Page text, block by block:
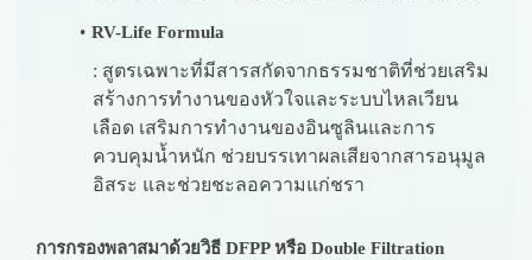
RV-Life Formula
: สูตรเฉพาะที่มีสารสกัดจากธรรมชาติที่ช่วยเสริม
สร้างการทำงานของหัวใจและระบบไหลเวียน
เลือด เสริมการทำงานของอินซูลินและการ
ควบคุมน้ำหนัก ช่วยบรรเทาผลเสียจากสารอนุมูล
อิสระ และช่วยชะลอความแก่ชรา
การกรองพลาสมาด้วยวิธี DFPP หรือ Double Filtration